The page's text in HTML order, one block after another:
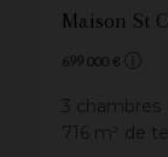
Maison St
699 000 €
3 chambres
716 m² de